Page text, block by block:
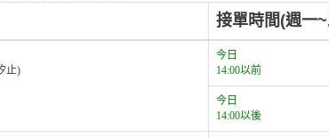
接單時間(週一
止)
今日
14:00以前
今日
14:00以後